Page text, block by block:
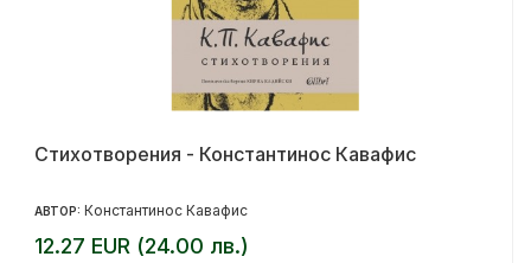
Стихотворения - Константинос Кавафис
АВТОР: Константинос Кавафис
12.27 EUR (24.00 лв.)